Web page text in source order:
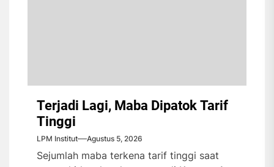
Terjadi Lagi, Maba Dipatok Tarif
Tinggi
LPM Institut Agustus 5, 2026
Sejumlah maba terkena tarif tinggi saat